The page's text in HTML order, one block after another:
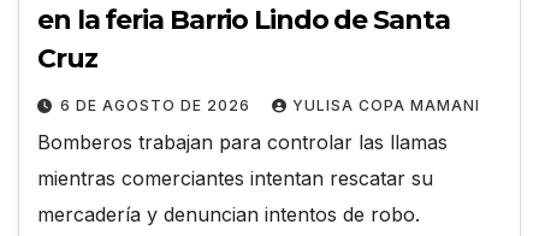
en la feria Barrio Lindo de Santa
Cruz
6 DE AGOSTO DE 2026 YULISA COPA MAMANI
Bomberos trabajan para controlar las llamas
mientras comerciantes intentan rescatar su
mercadería y denuncian intentos de robo.